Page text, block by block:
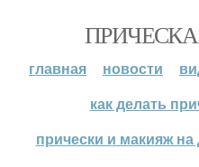
главная новости
как делать
прически и макияж